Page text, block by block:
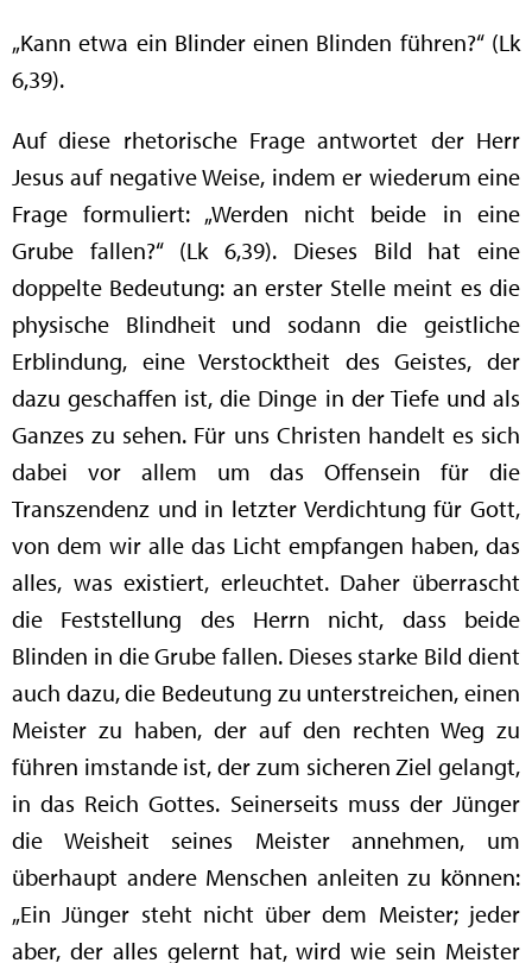
„Kann etwa ein Blinder einen Blinden führen?“ (Lk
6,39).
Auf diese rhetorische Frage antwortet der Herr
Jesus auf negative Weise, indem er wiederum eine
Frage formuliert: „Werden nicht beide in eine
Grube fallen?“ (Lk 6,39). Dieses Bild hat eine
doppelte Bedeutung: an erster Stelle meint es die
physische Blindheit und sodann die geistliche
Erblindung, eine Verstocktheit des Geistes, der
dazu geschaffen ist, die Dinge in der Tiefe und als
Ganzes zu sehen. Für uns Christen handelt es sich
dabei vor allem um das Offensein für die
Transzendenz und in letzter Verdichtung für Gott,
von dem wir alle das Licht empfangen haben, das
alles, was existiert, erleuchtet. Daher überrascht
die Feststellung des Herrn nicht, dass beide
Blinden in die Grube fallen. Dieses starke Bild dient
auch dazu, die Bedeutung zu unterstreichen, einen
Meister zu haben, der auf den rechten Weg zu
führen imstande ist, der zum sicheren Ziel gelangt,
in das Reich Gottes. Seinerseits muss der Jünger
die Weisheit seines Meister annehmen, um
überhaupt andere Menschen anleiten zu können:
„Ein Jünger steht nicht über dem Meister; jeder
aber, der alles gelernt hat, wird wie sein Meister